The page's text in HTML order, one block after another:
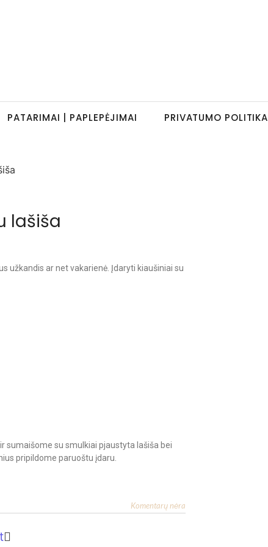
PATARIMAI | PAPLEPĖJIMAI PRIVATUMO POLITIKA
lašiša
užkandis ar net vakarienė. Įdaryti kiaušiniai su
sumaišome su smulkiai pjaustyta lašiša bei
pripildome paruoštu įdaru.
Komentarų nėra